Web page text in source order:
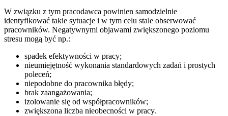
W związku z tym pracodawca powinien samodzielnie
identyfikować takie sytuacje i w tym celu stale obserwować
pracowników. Negatywnymi objawami zwiększonego poziomu
stresu mogą być np.:
spadek efektywności w pracy;
nieumiejętność wykonania standardowych zadań i prostych
poleceń;
niepodobne do pracownika błędy;
brak zaangażowania;
izolowanie się od współpracowników;
zwiększona liczba nieobecności w pracy.